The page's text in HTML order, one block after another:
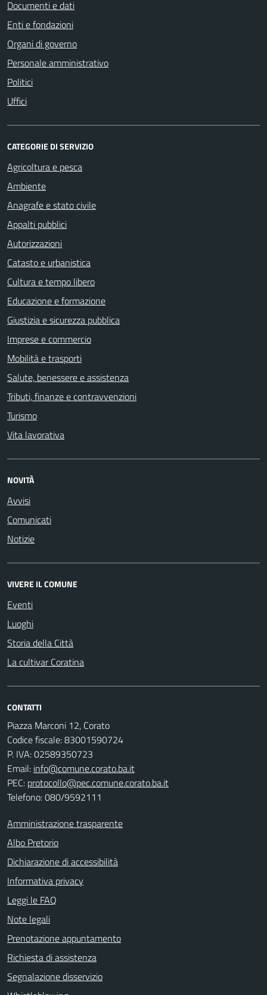
Documenti e dati
Enti e fondazioni
Organi di governo
Personale amministrativo
Politici
Uffici
CATEGORIE DI SERVIZIO
Agricoltura e pesca
Ambiente
Anagrafe e stato civile
Appalti pubblici
Autorizzazioni
Catasto e urbanistica
Cultura e tempo libero
Educazione e formazione
Giustizia e sicurezza pubblica
Imprese e commercio
Mobilità e trasporti
Salute, benessere e assistenza
Tributi, finanze e contravvenzioni
Turismo
Vita lavorativa
NOVITÀ
Avvisi
Comunicati
Notizie
VIVERE IL COMUNE
Eventi
Luoghi
Storia della Città
La cultivar Coratina
CONTATTI
Piazza Marconi 12, Corato
Codice fiscale: 83001590724
P. IVA: 02589350723
Email: info@comune.corato.ba.it
PEC: protocollo@pec.comune.corato.ba.it
Telefono: 080/9592111
Amministrazione trasparente
Albo Pretorio
Dichiarazione di accessibilità
Informativa privacy
Leggi le FAQ
Note legali
Prenotazione appuntamento
Richiesta di assistenza
Segnalazione disservizio